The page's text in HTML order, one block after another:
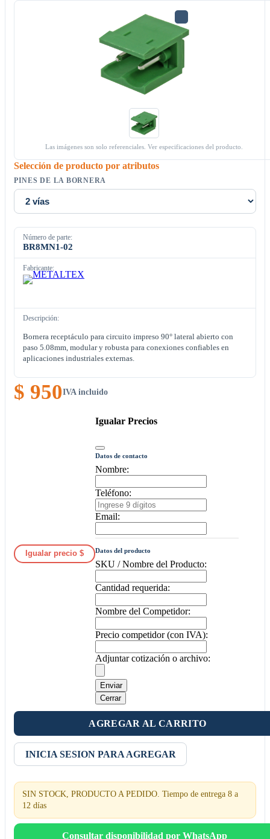
Las imágenes son solo referenciales. Ver especificaciones del producto.
Selección de producto por atributos
PINES DE LA BORNERA
Número de parte:
BR8MN1-02
Fabricante:
Descripción:
Bornera receptáculo para circuito impreso 90° lateral abierto con
paso 5.08mm, modular y robusta para conexiones confiables en
aplicaciones industriales externas.
$ 950IVA incluido
Igualar precio $
Igualar Precios
Datos de contacto
Nombre:
Teléfono:
Email:
Datos del producto
SKU / Nombre del Producto:
Cantidad requerida:
Nombre del Competidor:
Precio competidor (con IVA):
Adjuntar cotización o archivo:
Enviar
Cerrar
AGREGAR AL CARRITO
INICIA SESION PARA AGREGAR
SIN STOCK, PRODUCTO A PEDIDO. Tiempo de entrega 8 a
12 días
Consultar disponibilidad por WhatsApp